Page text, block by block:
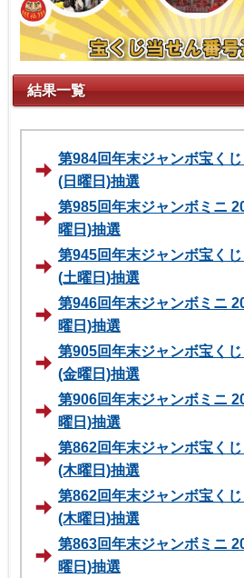
結果一覧
第984回年末ジャンボ宝く
(日曜日)抽選
第985回年末ジャンボミニ
曜日)抽選
第945回年末ジャンボ宝く
(土曜日)抽選
第946回年末ジャンボミニ
曜日)抽選
第905回年末ジャンボ宝く
(金曜日)抽選
第906回年末ジャンボミニ
曜日)抽選
第862回年末ジャンボ宝く
(木曜日)抽選
第862回年末ジャンボ宝く
(木曜日)抽選
第863回年末ジャンボミニ
曜日)抽選